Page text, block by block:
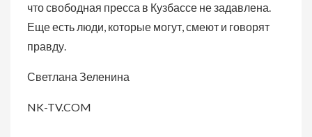
что свободная пресса в Кузбассе не задавлена.
Еще есть люди, которые могут, смеют и говорят
правду.
Светлана Зеленина
NK-TV.COM